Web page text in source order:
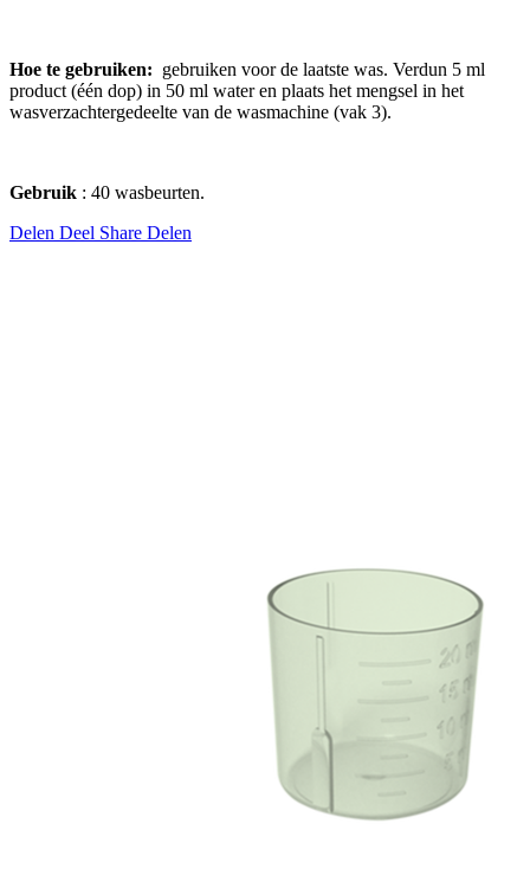
Hoe te gebruiken: gebruiken voor de laatste was. Verdun 5 ml
product (één dop) in 50 ml water en plaats het mengsel in het
wasverzachtergedeelte van de wasmachine (vak 3).
Gebruik : 40 wasbeurten.
Delen Deel Share Delen